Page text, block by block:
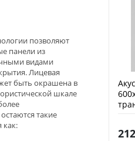
позволяют
панели из
видами
Лицевая
быть окрашена в
шкале
такие
как: